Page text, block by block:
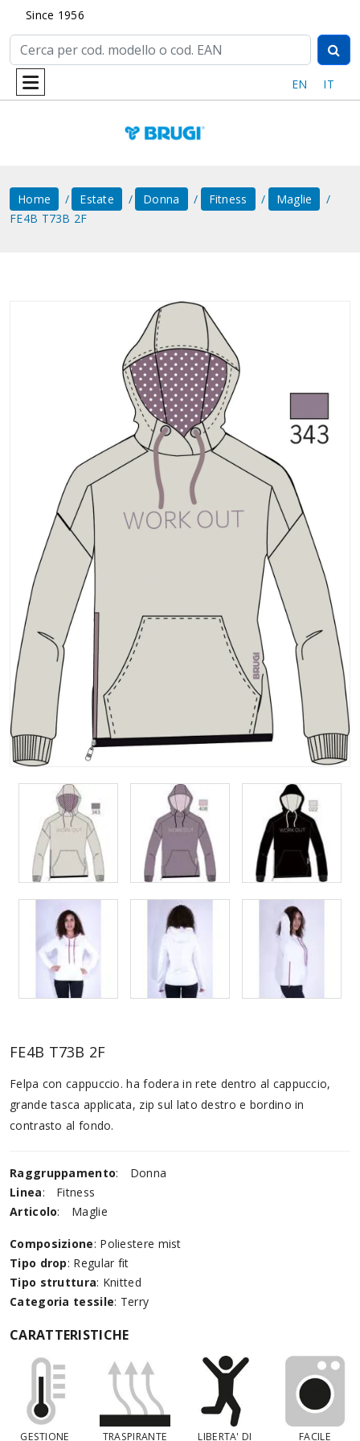
Since 1956
EN IT
Home Estate Donna Fitness
Maglie
FE4B T73B 2F
FE4B T73B 2F
Felpa con cappuccio. ha fodera in rete dentro al cappuccio,
grande tasca applicata, zip sul lato destro e bordino in
contrasto al fondo.
Raggruppamento:
Donna
Linea:
Fitness
Articolo: Maglie
Composizione: Poliestere mist
Tipo drop: Regular fit
Tipo struttura: Knitted
Categoria tessile: Terry
CARATTERISTICHE
GESTIONE TRASPIRANTE LIBERTA' DI FACILE